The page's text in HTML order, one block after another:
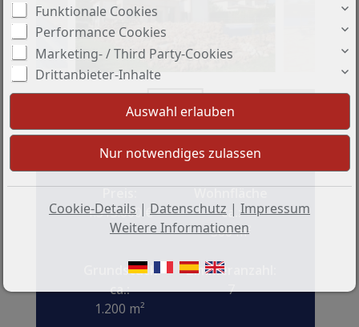
1.315.000 €
ca.:
300 m²
Grundstück
ca.:
1.200 m²
Zimmeranzahl:
7
Funktionale Cookies
Performance Cookies
Marketing- / Third Party-Cookies
Drittanbieter-Inhalte
Cookie-Details | Datenschutz | Impressum
Weitere Informationen